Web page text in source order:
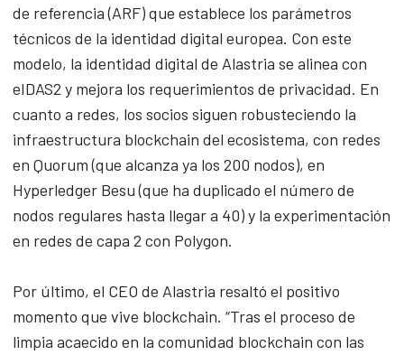
de referencia (ARF) que establece los parámetros
técnicos de la identidad digital europea. Con este
modelo, la identidad digital de Alastria se alinea con
eIDAS2 y mejora los requerimientos de privacidad. En
cuanto a redes, los socios siguen robusteciendo la
infraestructura blockchain del ecosistema, con redes
en Quorum (que alcanza ya los 200 nodos), en
Hyperledger Besu (que ha duplicado el número de
nodos regulares hasta llegar a 40) y la experimentación
en redes de capa 2 con Polygon.
Por último, el CEO de Alastria resaltó el positivo
momento que vive blockchain. “Tras el proceso de
limpia acaecido en la comunidad blockchain con las